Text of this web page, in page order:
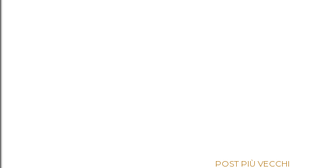
POST PIÙ VECCHI